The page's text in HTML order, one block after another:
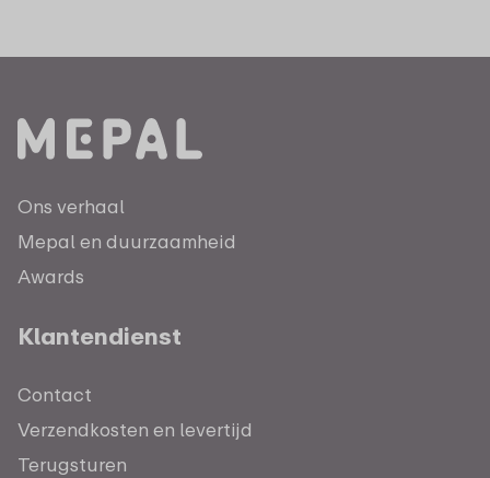
Ons verhaal
Mepal en duurzaamheid
Awards
Klantendienst
Contact
Verzendkosten en levertijd
Terugsturen